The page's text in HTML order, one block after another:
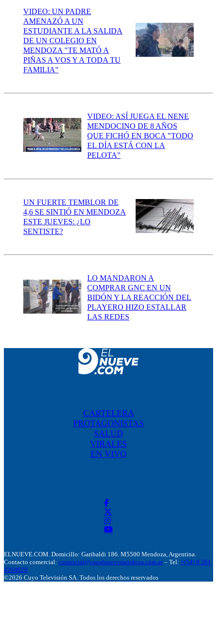
VIDEO: UN PADRE
AMENAZÓ A UN
ESTUDIANTE A LA SALIDA
DE UN COLEGIO EN
MENDOZA "TE MATÓ A
PIÑAS A VOS Y A TODA TU
FAMILIA"
VIDEO: ASÍ JUEGA EL NENE
MENDOCINO DE 8 AÑOS
QUE FICHÓ EN BOCA "TODO
EL DÍA ESTÁ CON LA
PELOTA"
UN FUERTE TEMBLOR DE
4,6 SE SINTIÓ EN MENDOZA
ESTE JUEVES: ¿LO
SENTISTE?
LO MANDARON A
COMPRAR GNC EN UN
BIDÓN Y LA REACCIÓN DEL
PLAYERO HIZO ESTALLAR
LAS REDES
CARTELERA
PROTAGONISTAS
SALUD
VIRALES
EN VIVO
ELNUEVE.COM. Domicillo: Garibaldi 186. M5500 Mendoza, Argentina.
Contacto comercial: comercial@canalnuevemendoza.com.ar – Tel: +(54) 9 261
4204020
©2026 Cuyo Televisión SA. Todos los derechos reservados